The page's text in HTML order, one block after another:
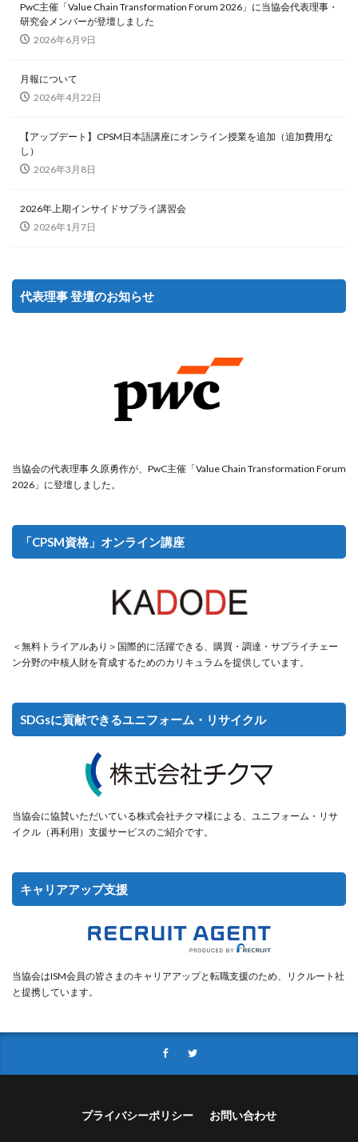
PwC主催「Value Chain Transformation Forum 2026」に当協会代表理事・
研究会メンバーが登壇しました
2026年6月9日
月報について
2026年4月22日
【アップデート】CPSM日本語講座にオンライン授業を追加（追加費用な
し）
2026年3月8日
2026年上期インサイドサプライ講習会
2026年1月7日
代表理事 登壇のお知らせ
当協会の代表理事 久原勇作が、PwC主催「Value Chain Transformation Forum
2026」に登壇しました。
「CPSM資格」オンライン講座
＜無料トライアルあり＞国際的に活躍できる、購買・調達・サプライチェー
ン分野の中核人財を育成するためのカリキュラムを提供しています。
SDGsに貢献できるユニフォーム・リサイクル
当協会に協賛いただいている株式会社チクマ様による、ユニフォーム・リサ
イクル（再利用）支援サービスのご紹介です。
キャリアアップ支援
当協会はISM会員の皆さまのキャリアアップと転職支援のため、リクルート社
と提携しています。
プライバシーポリシー お問い合わせ